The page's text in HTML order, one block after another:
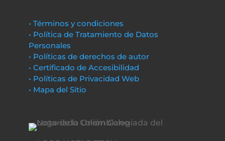
• Términos y condiciones
• Política de Tratamiento de Datos
Personales
• Políticas de derechos de autor
• Certificado de Accesibilidad
• Políticas de Privacidad Web
• Mapa del Sitio